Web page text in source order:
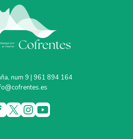
num 9 | 961 894 164